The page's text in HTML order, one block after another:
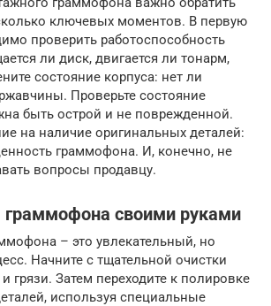
ключевых моментов. В первую
проверить работоспособность
ли диск, двигается ли тонарм,
состояние корпуса: нет ли
Проверьте состояние
быть острой и не поврежденной.
на наличие оригинальных деталей:
граммофона. И, конечно, не
вопросы продавцу.
граммофона своими руками
– это увлекательный, но
Начните с тщательной очистки
грязи. Затем переходите к полировке
используя специальные